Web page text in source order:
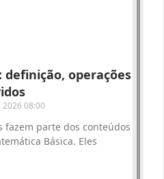
operações
2026 08:00
fazem parte dos conteúdos
Básica. Eles